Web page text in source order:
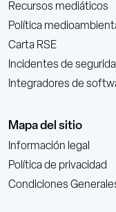
Recursos mediáticos
Política
Carta RSE
Incidentes de
Integradores de
Mapa del sitio
Información legal
Política de privacidad
Condiciones